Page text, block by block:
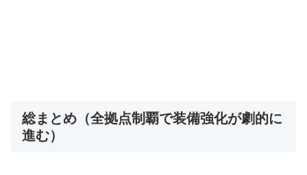
総まとめ（全拠点制覇で装備強化が劇的に
進む）